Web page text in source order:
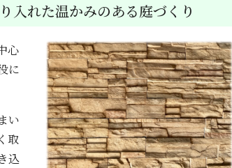
入れた温かみのある庭づくり
心
に
い
取
込